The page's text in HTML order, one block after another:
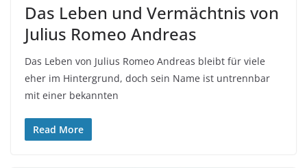
Das Leben und Vermächtnis von
Julius Romeo Andreas
Das Leben von Julius Romeo Andreas bleibt für viele
eher im Hintergrund, doch sein Name ist untrennbar
mit einer bekannten
Read More